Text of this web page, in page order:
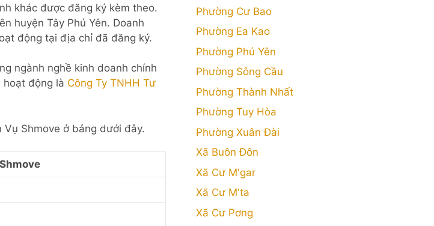
khác được đăng ký kèm theo.
huyện Tây Phú Yên. Doanh
động tại địa chỉ đã đăng ký.
ngành nghề kinh doanh chính
hoạt động là Công Ty TNHH Tư
Vụ Shmove ở bảng dưới đây.
Phường Cư Bao
Phường Ea Kao
Phường Phú Yên
Phường Sông Cầu
Phường Thành Nhất
Phường Tuy Hòa
Phường Xuân Đài
Xã Buôn Đôn
Xã Cư M'gar
Xã Cư M'ta
Xã Cư Pơng